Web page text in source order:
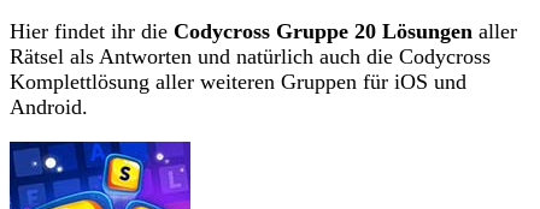
Hier findet ihr die Codycross Gruppe 20 Lösungen aller
Rätsel als Antworten und natürlich auch die Codycross
Komplettlösung aller weiteren Gruppen für iOS und
Android.